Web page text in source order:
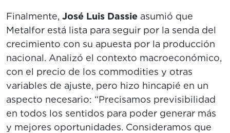
Finalmente, José Luis Dassie asumió que
Metalfor está lista para seguir por la senda del
crecimiento con su apuesta por la producción
nacional. Analizó el contexto macroeconómico,
con el precio de los commodities y otras
variables de ajuste, pero hizo hincapié en un
aspecto necesario: “Precisamos previsibilidad
en todos los sentidos para poder generar más
y mejores oportunidades. Consideramos que